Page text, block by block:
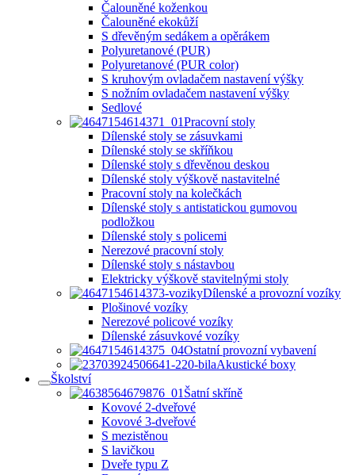
Čalouněné koženkou
Čalouněné ekokůží
S dřevěným sedákem a opěrákem
Polyuretanové (PUR)
Polyuretanové (PUR color)
S kruhovým ovladačem nastavení výšky
S nožním ovladačem nastavení výšky
Sedlové
Pracovní stoly
Dílenské stoly se zásuvkami
Dílenské stoly se skříňkou
Dílenské stoly s dřevěnou deskou
Dílenské stoly výškově nastavitelné
Pracovní stoly na kolečkách
Dílenské stoly s antistatickou gumovou
podložkou
Dílenské stoly s policemi
Nerezové pracovní stoly
Dílenské stoly s nástavbou
Elektricky výškově stavitelnými stoly
Dílenské a provozní vozíky
Plošinové vozíky
Nerezové policové vozíky
Dílenské zásuvkové vozíky
Ostatní provozní vybavení
Akustické boxy
Školství
Šatní skříně
Kovové 2-dveřové
Kovové 3-dveřové
S mezistěnou
S lavičkou
Dveře typu Z